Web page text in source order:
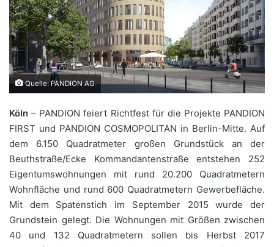
Quelle: PANDION AG
Köln – PANDION feiert Richtfest für die Projekte PANDION
FIRST und PANDION COSMOPOLITAN in Berlin-Mitte. Auf
dem 6.150 Quadratmeter großen Grundstück an der
Beuthstraße/Ecke Kommandantenstraße entstehen 252
Eigentumswohnungen mit rund 20.200 Quadratmetern
Wohnfläche und rund 600 Quadratmetern Gewerbefläche.
Mit dem Spatenstich im September 2015 wurde der
Grundstein gelegt. Die Wohnungen mit Größen zwischen
40 und 132 Quadratmetern sollen bis Herbst 2017